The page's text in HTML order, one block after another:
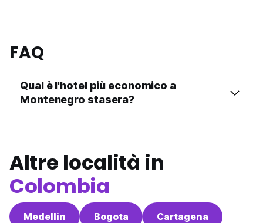
FAQ
Qual è l'hotel più economico a
Montenegro stasera?
Altre località in
Colombia
Medellin Bogota Cartagena